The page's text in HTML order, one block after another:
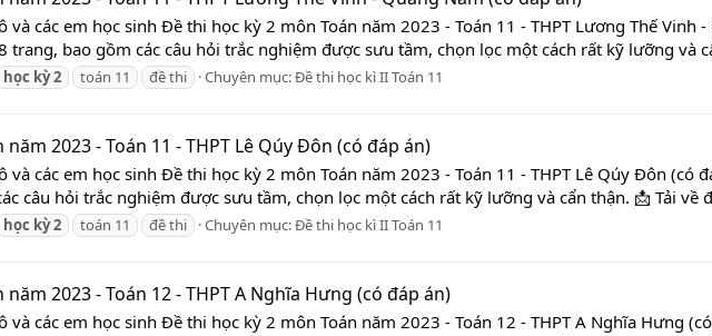
các em học sinh Đề thi học kỳ 2 môn Toán năm 2023 - Toán 11 - THPT Lương Thế Vinh
trang, bao gồm các câu hỏi trắc nghiệm được sưu tầm, chọn lọc một cách rất kỹ lưỡng và
học kỳ2 toán 11 đề thi Chuyên mục:Đề thi học kì II Toán 11
2023 - Toán 11 - THPT Lê Qúy Đôn (có đáp án)
các em học sinh Đề thi học kỳ 2 môn Toán năm 2023 - Toán 11 - THPT Lê Qúy Đôn (có
câu hỏi trắc nghiệm được sưu tầm, chọn lọc một cách rất kỹ lưỡng và cẩn thận. 📩 Tải về
học kỳ2 toán 11 đề thi Chuyên mục:Đề thi học kì II Toán 11
2023 - Toán 12 - THPT A Nghĩa Hưng (có đáp án)
các em học sinh Đề thi học kỳ 2 môn Toán năm 2023 - Toán 12 - THPT A Nghĩa Hưng